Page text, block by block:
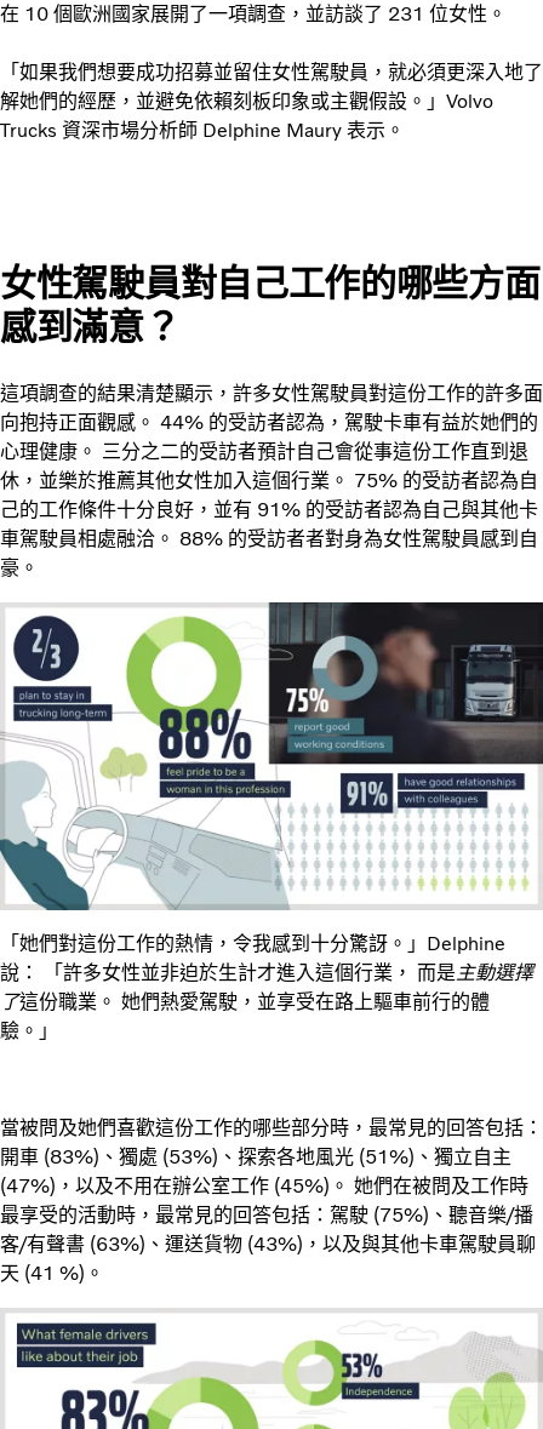
在 10 個歐洲國家展開了一項調查，並訪談了 231 位女性。
「如果我們想要成功招募並留住女性駕駛員，就必須更深入地了
解她們的經歷，並避免依賴刻板印象或主觀假設。」Volvo
Trucks 資深市場分析師 Delphine Maury 表示。
女性駕駛員對自己工作的哪些方面
感到滿意？
這項調查的結果清楚顯示，許多女性駕駛員對這份工作的許多面
向抱持正面觀感。 44% 的受訪者認為，駕駛卡車有益於她們的
心理健康。 三分之二的受訪者預計自己會從事這份工作直到退
休，並樂於推薦其他女性加入這個行業。 75% 的受訪者認為自
己的工作條件十分良好，並有 91% 的受訪者認為自己與其他卡
車駕駛員相處融洽。 88% 的受訪者者對身為女性駕駛員感到自
豪。
「她們對這份工作的熱情，令我感到十分驚訝。」Delphine
說： 「許多女性並非迫於生計才進入這個行業， 而是主動選擇
了這份職業。 她們熱愛駕駛，並享受在路上驅車前行的體
驗。」
當被問及她們喜歡這份工作的哪些部分時，最常見的回答包括：
開車 (83%)、獨處 (53%)、探索各地風光 (51%)、獨立自主
(47%)，以及不用在辦公室工作 (45%)。 她們在被問及工作時
最享受的活動時，最常見的回答包括：駕駛 (75%)、聽音樂/播
客/有聲書 (63%)、運送貨物 (43%)，以及與其他卡車駕駛員聊
天 (41 %)。